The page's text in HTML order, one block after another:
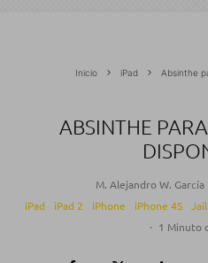
Inicio iPad Absinthe
ABSINTHE
M. Alejandro W.
iPad
iPad 2 iPhone iPhone 4S
· 1 Minuto